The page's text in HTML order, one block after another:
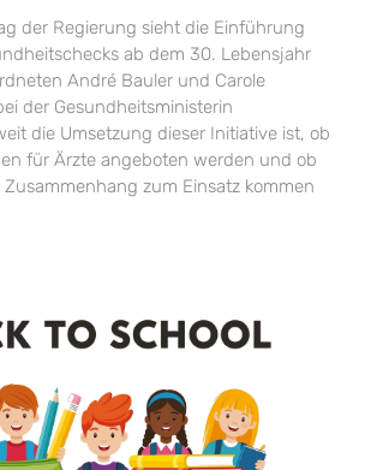
der Regierung sieht die Einführung
ab dem 30. Lebensjahr
André Bauler und Carole
der Gesundheitsministerin
die Umsetzung dieser Initiative ist, ob
für Ärzte angeboten werden und ob
Zusammenhang zum Einsatz kommen